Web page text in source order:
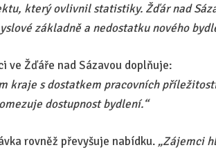
který ovlivnil statistiky. Žďár nad
základně a nedostatku nového
ve Žďáře nad Sázavou doplňuje:
kraje s dostatkem pracovních
dostupnost bydlení.“
rovněž převyšuje nabídku. „Zájemci